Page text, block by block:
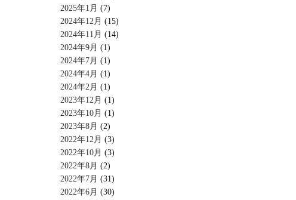
2025年1月 (7)
2024年12月 (15)
2024年11月 (14)
2024年9月 (1)
2024年7月 (1)
2024年4月 (1)
2024年2月 (1)
2023年12月 (1)
2023年10月 (1)
2023年8月 (2)
2022年12月 (3)
2022年10月 (3)
2022年8月 (2)
2022年7月 (31)
2022年6月 (30)